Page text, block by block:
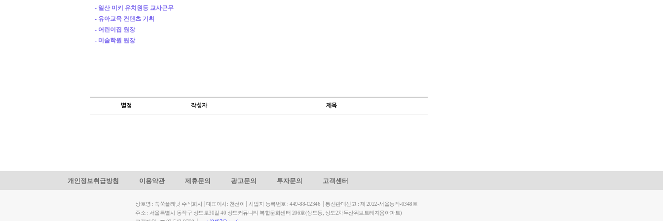
- 일산 미키 유치원등 교사근무
- 유아교육 컨텐츠 기획
- 어린이집 원장
- 미술학원 원장
별점 작성자 제목
개인정보취급방침 이용약관 제휴문의 광고문의 투자문의 고객센터
상호명 : 쑥쑥플래닛 주식회사│대표이사: 천선아│사업자 등록번호 : 449-88-02346 │통신판매신고 : 제 2022-서울동작-0348호
주소 : 서울특별시 동작구 상도로30길 40 상도커뮤니티 복합문화센터 206호(상도동, 상도2차두산위브트레지움아파트)